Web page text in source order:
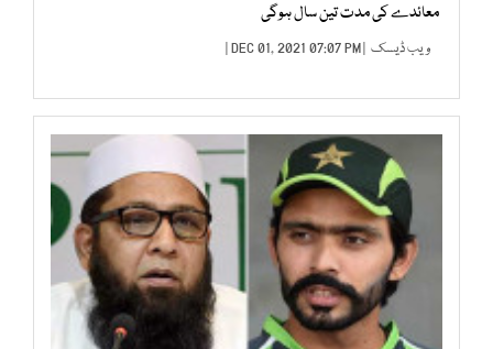
معائدے کی مدت تین سال ہوگی
ویب ڈیسک | DEC 01, 2021 07:07 PM |